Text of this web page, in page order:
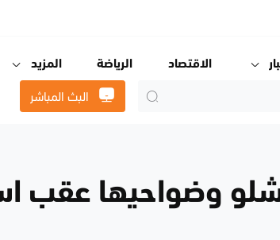
الاقتصاد الرياضة المزيد
البث المباشر
وضواحيها عقب